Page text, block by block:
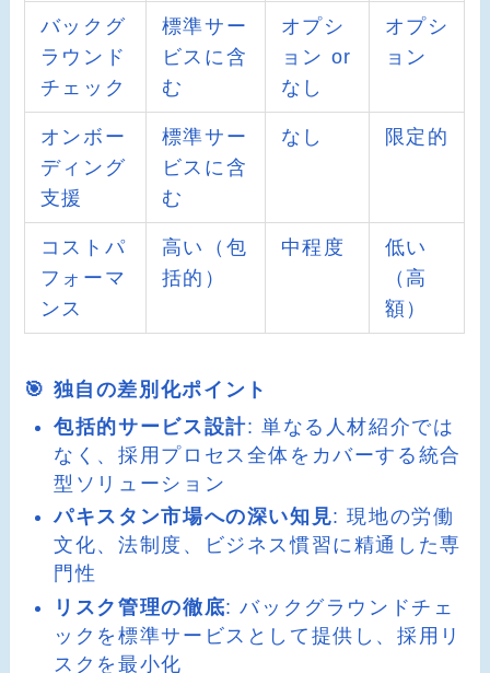
バックグ
ラウンド
チェック
標準サー
ビスに含
む
オプシ
ョン or
なし
オプシ
ョン
オンボー
ディング
支援
標準サー
ビスに含
む
なし 限定的
コストパ
フォーマ
ンス
高い（包
括的）
中程度
低い
（高
額）
🎯 独自の差別化ポイント
包括的サービス設計: 単なる人材紹介では
なく、採用プロセス全体をカバーする統合
型ソリューション
パキスタン市場への深い知見: 現地の労働
文化、法制度、ビジネス慣習に精通した専
門性
リスク管理の徹底: バックグラウンドチェ
ックを標準サービスとして提供し、採用リ
スクを最小化